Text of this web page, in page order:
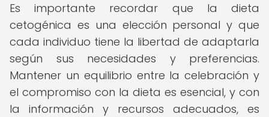
Es importante recordar que la dieta
cetogénica es una elección personal y que
cada individuo tiene la libertad de adaptarla
según sus necesidades y preferencias.
Mantener un equilibrio entre la celebración y
el compromiso con la dieta es esencial, y con
la información y recursos adecuados, es